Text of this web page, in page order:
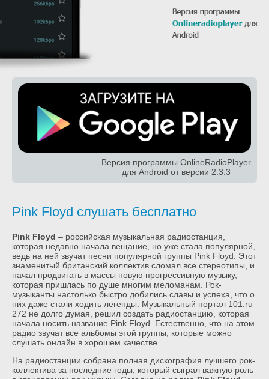
Версия программы OnlineRadioPlayer
для Android от версии 2.3.3
Pink Floyd слушать бесплатно
Pink Floyd – российская музыкальная радиостанция,
которая недавно начала вещание, но уже стала популярной,
ведь на ней звучат песни популярной группы Pink Floyd. Этот
знаменитый британский коллектив сломал все стереотипы, и
начал продвигать в массы новую прогрессивную музыку,
которая пришлась по душе многим меломанам. Рок-
музыканты настолько быстро добились славы и успеха, что о
них даже стали ходить легенды. Музыкальный портал 101.ru
272 не долго думая, решил создать радиостанцию, которая
начала носить название Pink Floyd. Естественно, что на этом
радио звучат все альбомы этой группы, которые можно
слушать онлайн в хорошем качестве.
На радиостанции собрана полная дискография лучшего рок-
коллектива за последние годы, который сыграл важную роль